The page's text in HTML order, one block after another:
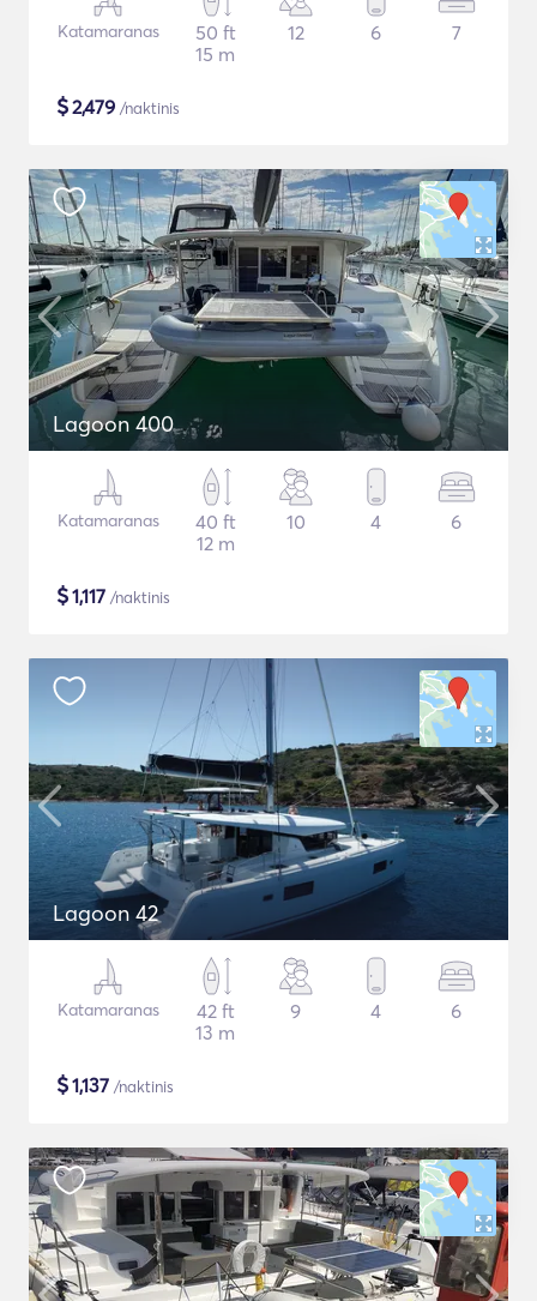
Katamaranas
50 ft
15 m
12 6 7
$2,479 /naktinis
Lagoon 400
Katamaranas
40 ft
12 m
10 4 6
$1,117 /naktinis
Lagoon 42
Katamaranas
42 ft
13 m
9 4 6
$1,137 /naktinis